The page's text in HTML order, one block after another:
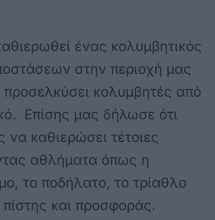
ένας κολυμβητικός
στην περιοχή μας
κολυμβητές από
Επίσης μας δήλωσε ότι
να καθιερώσει τέτοιες
αθλήματα όπως η
το ποδήλατο, το τρίαθλο
και προσφοράς.